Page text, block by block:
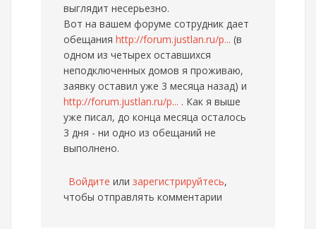
выглядит несерьезно.
Вот на вашем форуме сотрудник дает
обещания http://forum.justlan.ru/p... (в
одном из четырех оставшихся
неподключенных домов я проживаю,
заявку оставил уже 3 месяца назад) и
http://forum.justlan.ru/p... . Как я выше
уже писал, до конца месяца осталось
3 дня - ни одно из обещаний не
выполнено.
Войдите или зарегистрируйтесь,
чтобы отправлять комментарии